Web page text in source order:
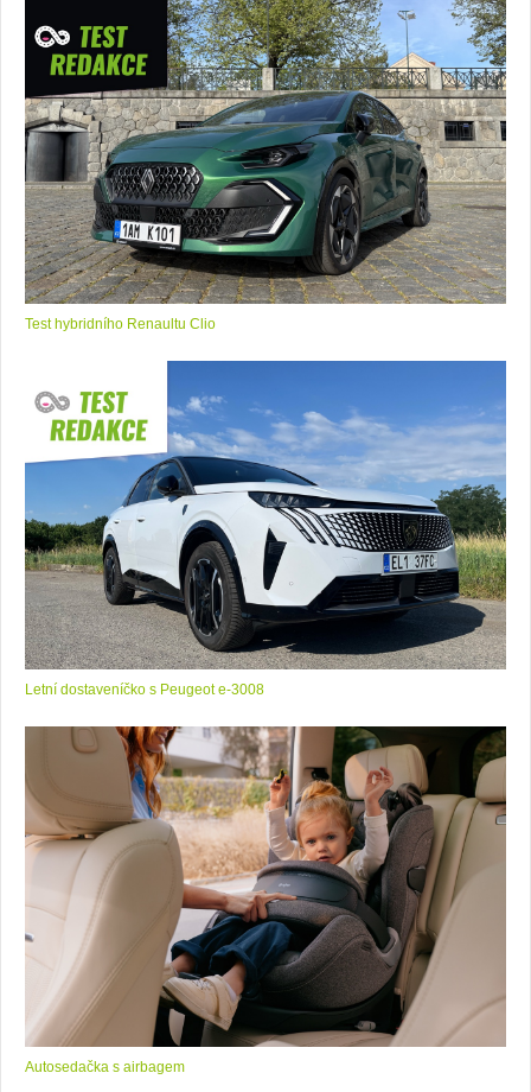
Test hybridního Renaultu Clio
Letní dostaveníčko s Peugeot e-3008
Autosedačka s airbagem